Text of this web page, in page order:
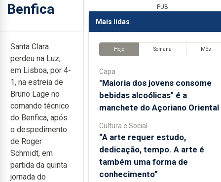
Benfica
Santa Clara
perdeu na Luz,
em Lisboa, por 4-
1, na estreia de
Bruno Lage no
comando técnico
do Benfica, após
o despedimento
de Roger
Schmidt, em
partida da quinta
jornada do
PUB
Mais lidas
Hoje Semana Mês
Capa
"Maioria dos jovens consome
bebidas alcoólicas" é a
manchete do Açoriano Oriental
Cultura e Social
“A arte requer estudo,
dedicação, tempo. A arte é
também uma forma de
conhecimento”